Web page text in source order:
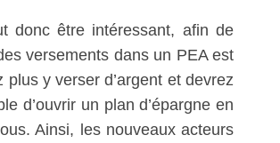
donc être intéressant, afin de
versements dans un PEA est
y verser d’argent et devrez
d’ouvrir un plan d’épargne en
Ainsi, les nouveaux acteurs